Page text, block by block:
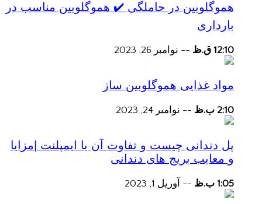
هموگلوبین در حاملگی ✔️ هموگلوبین مناسب در
بارداری
12:10 ق.ظ -- نوامبر 26, 2023
مواد غذایی هموگلوبین ساز
2:10 ب.ظ -- نوامبر 24, 2023
پل دندانی چیست و تفاوت آن با ایمپلنت |مزایا
و معایب بریج های دندانی
1:05 ب.ظ -- آوریل 1, 2023